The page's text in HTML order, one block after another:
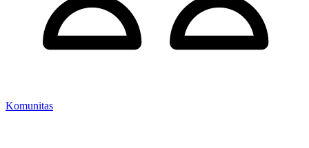
Komunitas